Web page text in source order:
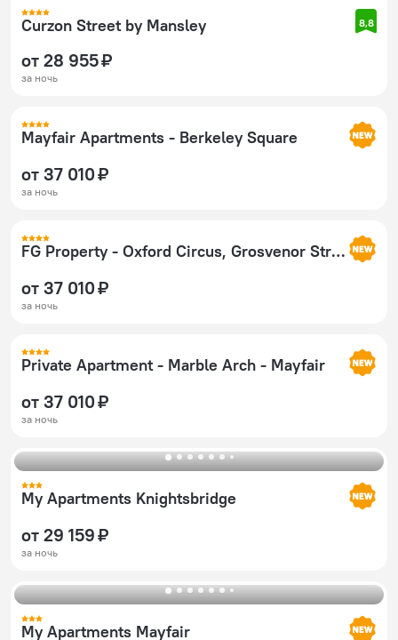
Curzon Street by Mansley 8,8
от 28 955 ₽
за ночь
Mayfair Apartments - Berkeley Square
от 37 010 ₽
за ночь
FG Property - Oxford Circus, Grosvenor Street, Apartment 36
от 37 010 ₽
за ночь
Private Apartment - Marble Arch - Mayfair
от 37 010 ₽
за ночь
My Apartments Knightsbridge
от 29 159 ₽
за ночь
My Apartments Mayfair